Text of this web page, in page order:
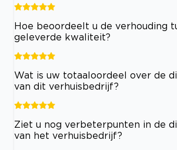
Hoe beoordeelt u de verhouding
geleverde kwaliteit?
Wat is uw totaaloordeel over de
van dit verhuisbedrijf?
Ziet u nog verbeterpunten in de
van het verhuisbedrijf?